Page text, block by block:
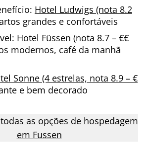
Hotel Ludwigs (nota 8.2
grandes e confortáveis
Hotel Füssen (nota 8.7 – €€
modernos, café da manhã
Sonne (4 estrelas, nota 8.9 – €
e bem decorado
as opções de hospedagem
em Fussen